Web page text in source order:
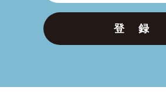
登 録